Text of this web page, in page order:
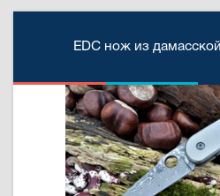
EDC нож из